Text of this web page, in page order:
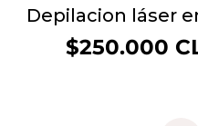
Depilacion láser
Precio
$250.000
Precio